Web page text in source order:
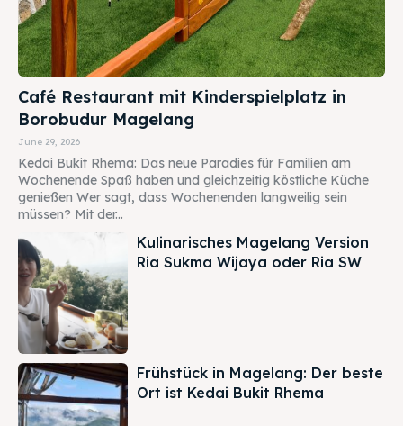
Café Restaurant mit Kinderspielplatz in
Borobudur Magelang
June 29, 2026
Kedai Bukit Rhema: Das neue Paradies für Familien am
Wochenende Spaß haben und gleichzeitig köstliche Küche
genießen Wer sagt, dass Wochenenden langweilig sein
müssen? Mit der...
Kulinarisches Magelang Version
Ria Sukma Wijaya oder Ria SW
Frühstück in Magelang: Der beste
Ort ist Kedai Bukit Rhema